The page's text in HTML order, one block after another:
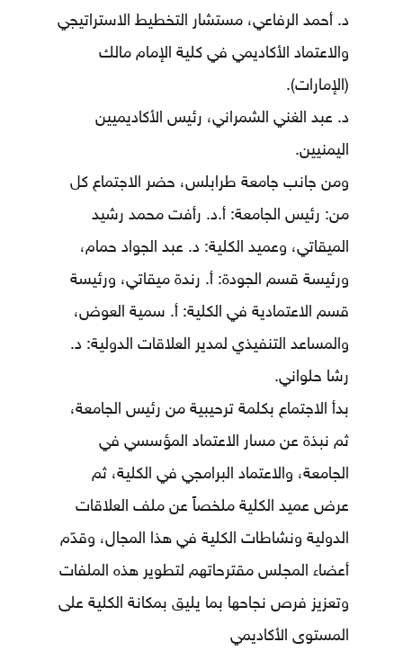
د. أحمد الرفاعي، مستشار التخطيط الاستراتيجي
والاعتماد الأكاديمي في كلية الإمام مالك
(الإمارات).
د. عبد الغني الشمراني، رئيس الأكاديميين
اليمنيين.
ومن جانب جامعة طرابلس، حضر الاجتماع كل
من: رئيس الجامعة: أ.د. رأفت محمد رشيد
الميقاتي، وعميد الكلية: د. عبد الجواد حمام،
ورئيسة قسم الجودة: أ. رندة ميقاتي، ورئيسة
قسم الاعتمادية في الكلية: أ. سمية العوض،
والمساعد التنفيذي لمدير العلاقات الدولية: د.
رشا حلواني.
بدأ الاجتماع بكلمة ترحيبية من رئيس الجامعة،
ثم نبذة عن مسار الاعتماد المؤسسي في
الجامعة، والاعتماد البرامجي في الكلية، ثم
عرض عميد الكلية ملخصاً عن ملف العلاقات
الدولية ونشاطات الكلية في هذا المجال، وقدّم
أعضاء المجلس مقترحاتهم لتطوير هذه الملفات
وتعزيز فرص نجاحها بما يليق بمكانة الكلية على
المستوى الأكاديمي